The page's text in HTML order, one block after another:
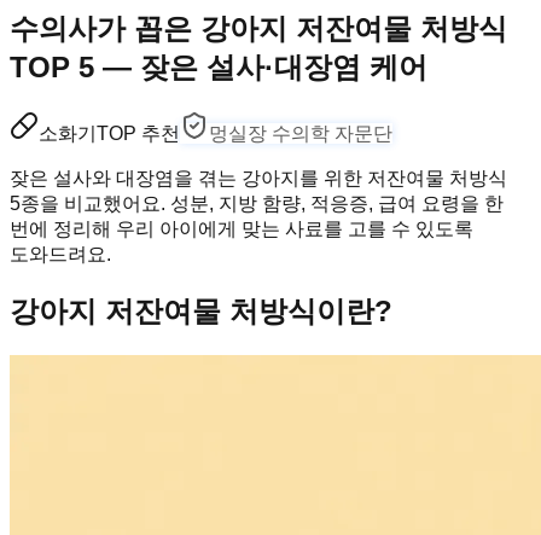
수의사가 꼽은 강아지 저잔여물 처방식
TOP 5 — 잦은 설사·대장염 케어
소화기 TOP 추천 멍실장 수의학 자문단
잦은 설사와 대장염을 겪는 강아지를 위한 저잔여물 처방식
5종을 비교했어요. 성분, 지방 함량, 적응증, 급여 요령을 한
번에 정리해 우리 아이에게 맞는 사료를 고를 수 있도록
도와드려요.
강아지 저잔여물 처방식이란?